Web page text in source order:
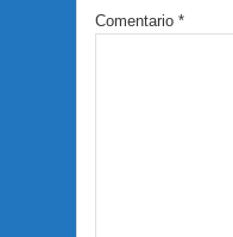
Comentario *